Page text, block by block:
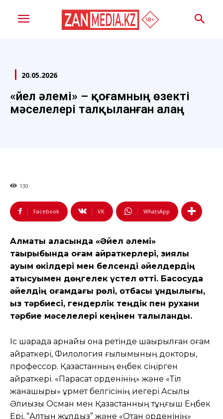
20.05.2026
«Әйел әлемі» – қоғамның өзекті
мәселелері талқыланған алаң
130
Facebook VK WhatsApp
Алматы қаласында «Әйел әлемі»
тақырыбында қоғам қайраткерлері, зиялы
қауым өкілдері мен белсенді әйелдердің
қатысуымен дөңгелек үстел өтті. Басқосуда
әйелдің қоғамдағы рөлі, отбасы құндылығы,
қыз тәрбиесі, гендерлік теңдік пен рухани
тәрбие мәселелері кеңінен талқыланды.
Іс шарада арнайы қонақ ретінде шақырылған қоғам
қайраткері, Филология ғылымының докторы,
профессор. Қазақстанның еңбек сіңірген
қайраткері. «Парасат орденінің» және «Тіл
жанашыры» құрмет белгісінің иегері Асылы
Әлиқызы Осман мен Қазақстанның тұңғыш Еңбек
Ері, “Алтын жұлдыз” және «Отан орденінің»